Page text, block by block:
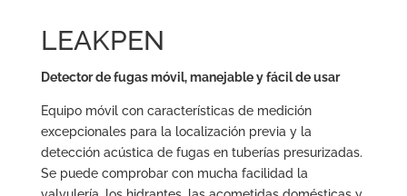
LEAKPEN
Detector de fugas móvil, manejable y fácil de usar
Equipo móvil con características de medición
excepcionales para la localización previa y la
detección acústica de fugas en tuberías presurizadas.
Se puede comprobar con mucha facilidad la